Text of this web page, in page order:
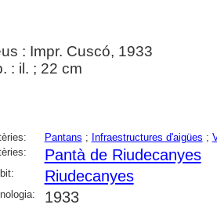
: Impr. Cuscó, 1933
: il. ; 22 cm
Pantans ; Infraestructures d'aigües ;
Pantà de Riudecanyes
Riudecanyes
1933